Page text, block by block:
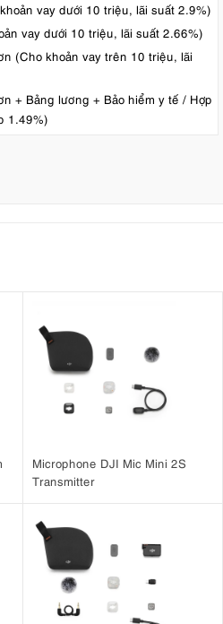
vay dưới 10 triệu, lãi suất 2.9%)
vay dưới 10 triệu, lãi suất 2.66%)
(Cho khoản vay trên 10 triệu, lãi
+ Bảng lương + Bảo hiểm y tế / Hợp
1.49%)
Microphone DJI Mic Mini 2S
Transmitter